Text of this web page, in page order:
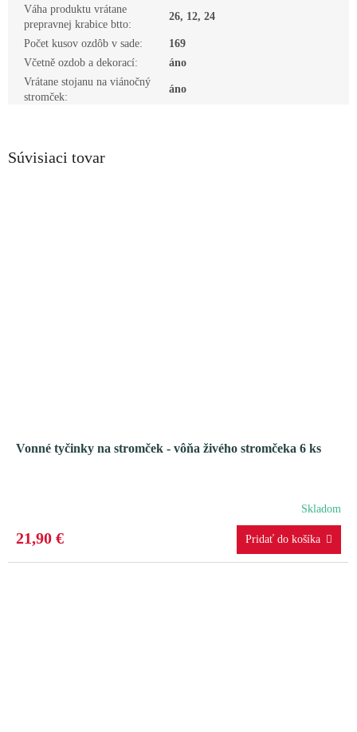
Súvisiaci tovar
Vonné tyčinky na stromček - vôňa živého stromčeka 6 ks
Skladom
21,90 €
Váha produktu vrátane
prepravnej krabice btto:
26, 12, 24
Počet kusov ozdôb v sade:
169
Včetně ozdob a dekorací:
áno
Vrátane stojanu na viánočný
stromček:
áno